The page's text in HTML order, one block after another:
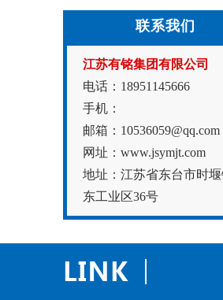
联系我们
江苏有铭集团有限公司
电话：18951145666
手机：
邮箱：10536059@qq.com
网址：www.jsymjt.com
地址：江苏省东台市时
东工业区36号